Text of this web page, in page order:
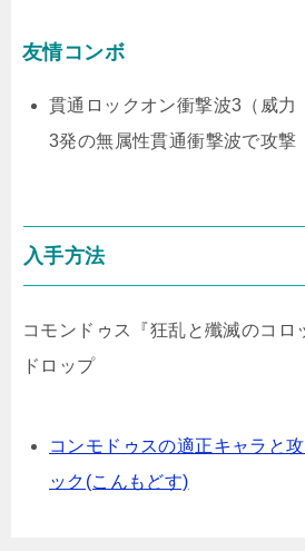
友情コンボ
貫通ロックオン衝撃波3（威力
3発の無属性貫通衝撃波で攻撃
入手方法
コモンドゥス『狂乱と殲滅のコロ
ドロップ
コンモドゥスの適正キャラと
ック(こんもどす)